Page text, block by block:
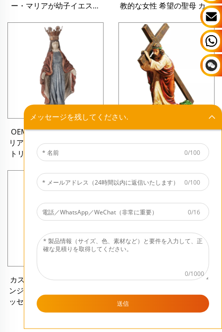
ー・マリアが幼子イエスを
ト 聖家族の彫刻
教的な女性 希望の聖母 カト
OEM 手作り 樹脂製 聖母マ
リア像 冠を取り外し可能 カ
トリック宗教ギフト 神の母
フィギュア 彫刻
カスタムポリレジン製塗装
宗教オーナメント、聖なる
卓上カトリック装飾像、レ
ジン製イエス・クロスを持
つ十字架フィギュア
カスタムクラフト アーチャ
ンジェル 聖ガブリエル像 メ
ッセージャーアンgel 神聖な
フィギュア
カスタムクラフト ファミリ
飾 ナチビティ 宗教像 ポリレ
ジン製ヤシの木 聖家族 イエ
メッセージを残してください.
0/100
0/100
0/16
0/1000
送信